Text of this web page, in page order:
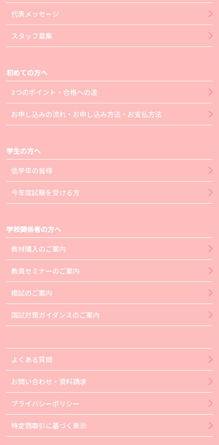
代表メッセージ
スタッフ募集
初めての方へ
3つのポイント・合格への道
お申し込みの流れ・お申し込み方法・お支払方法
学生の方へ
低学年の皆様
今年度試験を受ける方
学校関係者の方へ
教材購入のご案内
教員セミナーのご案内
模試のご案内
国試対策ガイダンスのご案内
よくある質問
お問い合わせ・資料請求
プライバシーポリシー
特定商取引に基づく表示